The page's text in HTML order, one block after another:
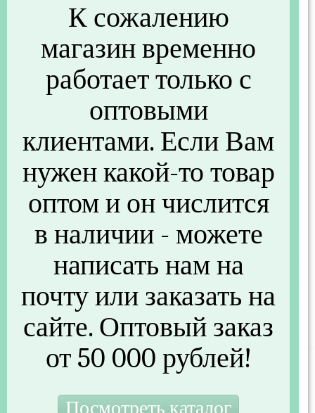
Кружка 360мл Фантазия WWY607 (KORALL KL08381)
Характеристики
Основные
Артикул
KL08381
Бренд
KORALL
Другие параметры
Штрихкод
4603001208381
Серия
ФАНТАЗИЯ
Страна производства
Китай
Вложенность (шт)
48
119 руб.
146 руб.
Экономия 27 руб.
К сожалению
магазин временно
работает только с
оптовыми
клиентами. Если Вам
нужен какой-то товар
оптом и он числится
в наличии - можете
написать нам на
почту или заказать на
сайте. Оптовый заказ
от 50 000 рублей!